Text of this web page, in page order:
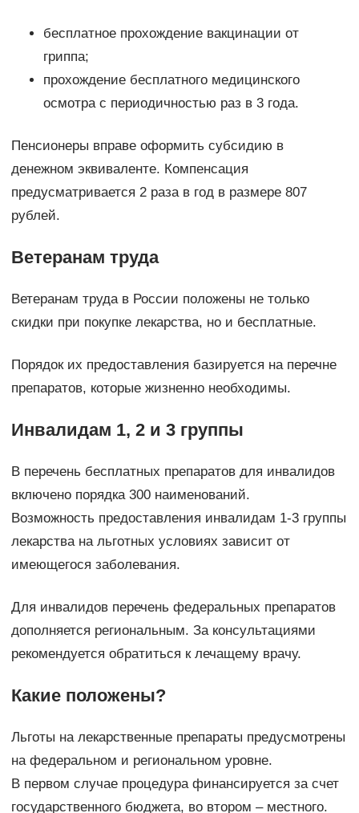
бесплатное прохождение вакцинации от
гриппа;
прохождение бесплатного медицинского
осмотра с периодичностью раз в 3 года.
Пенсионеры вправе оформить субсидию в
денежном эквиваленте. Компенсация
предусматривается 2 раза в год в размере 807
рублей.
Ветеранам труда
Ветеранам труда в России положены не только
скидки при покупке лекарства, но и бесплатные.
Порядок их предоставления базируется на перечне
препаратов, которые жизненно необходимы.
Инвалидам 1, 2 и 3 группы
В перечень бесплатных препаратов для инвалидов
включено порядка 300 наименований.
Возможность предоставления инвалидам 1-3 группы
лекарства на льготных условиях зависит от
имеющегося заболевания.
Для инвалидов перечень федеральных препаратов
дополняется региональным. За консультациями
рекомендуется обратиться к лечащему врачу.
Какие положены?
Льготы на лекарственные препараты предусмотрены
на федеральном и региональном уровне.
В первом случае процедура финансируется за счет
государственного бюджета, во втором – местного.